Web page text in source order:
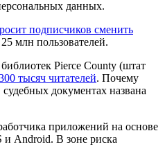
данных.
подписчиков сменить
млн пользователей.
Pierce County (штат
тысяч читателей. Почему
документах названа
приложений на основе
и Android. В зоне риска